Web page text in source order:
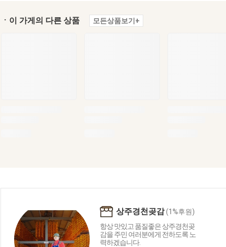
ㆍ이 가게의 다른 상품 모든상품보기+
상주경천곶감(1%후원)
항상 맛있고 품질좋은 상주경천곶
감을 주민 여러분에게 전하도록 노
력하겠습니다.